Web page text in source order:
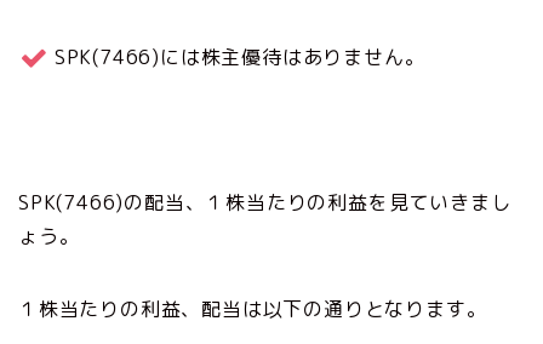
SPK(7466)には株主優待はありません。
SPK(7466)の配当、１株当たりの利益を見ていきまし
ょう。
１株当たりの利益、配当は以下の通りとなります。